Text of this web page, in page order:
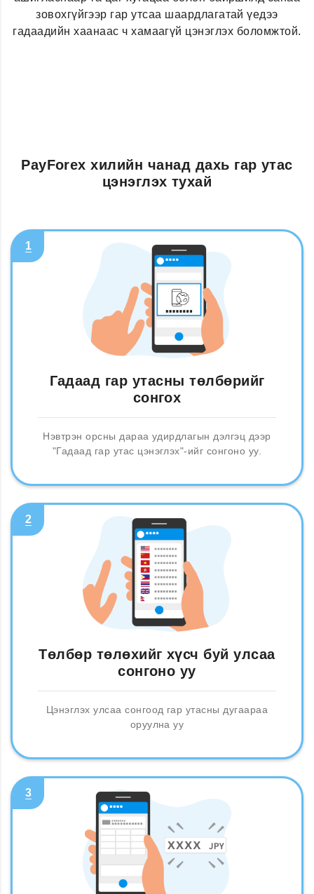
зовохгүйгээр гар утсаа шаардлагатай үедээ
гадаадийн хаанаас ч хамаагүй цэнэглэх боломжтой.
PayForex хилийн чанад дахь гар утас
цэнэглэх тухай
1
Гадаад гар утасны төлбөрийг
сонгох
Нэвтрэн орсны дараа удирдлагын дэлгэц дээр
"Гадаад гар утас цэнэглэх"-ийг сонгоно уу.
2
Төлбөр төлөхийг хүсч буй улсаа
сонгоно уу
Цэнэглэх улсаа сонгоод гар утасны дугаараа
оруулна уу
3